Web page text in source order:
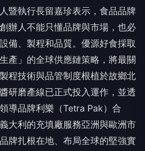
暨執行長留嘉珍表示，食品品牌
辦人不能只懂品牌與市場，也必
備、製程和品質。優源好食採取
產」的全球供應鏈策略，將最關
程技術與品管制度根植於故鄉北
研磨產線已正式投入運作，並透
導品牌利樂（Tetra Pak）合
大利的充填廠服務亞洲與歐洲市
牌扎根在地、布局全球的堅強實